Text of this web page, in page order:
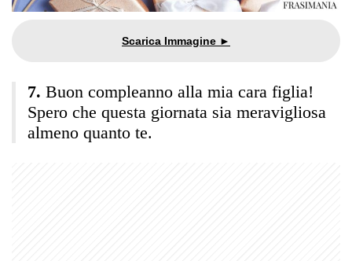
Buon compleanno alla mia cara figlia!
Spero che questa giornata sia meravigliosa
almeno quanto te.